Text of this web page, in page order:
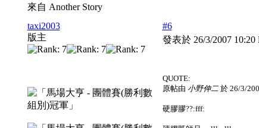
來自 Another Story
taxi2003
版主
#6
發表於 26/3/2007 10:20
QUOTE:
原帖由 小野伸二於 26/3/
硬膠膠??:fff: